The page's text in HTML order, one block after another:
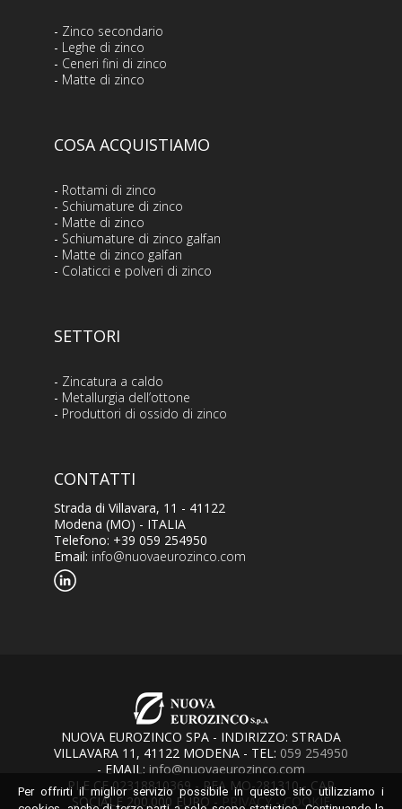
- Zinco secondario
- Leghe di zinco
- Ceneri fini di zinco
- Matte di zinco
COSA ACQUISTIAMO
- Rottami di zinco
- Schiumature di zinco
- Matte di zinco
- Schiumature di zinco galfan
- Matte di zinco galfan
- Colaticci e polveri di zinco
SETTORI
- Zincatura a caldo
- Metallurgia dell’ottone
- Produttori di ossido di zinco
CONTATTI
Strada di Villavara, 11 - 41122
Modena (MO) - ITALIA
Telefono: +39 059 254950
Email: info@nuovaeurozinco.com
NUOVA EUROZINCO SPA - INDIRIZZO: STRADA
VILLAVARA 11, 41122 MODENA - TEL: 059 254950
- EMAIL: info@nuovaeurozinco.com
PI E CF 02318810369 - REA MO-281310 - CAP
SOCIALE 200.000 EURO -PRIVACY-COOKIE
Per offrirti il miglior servizio possibile in questo sito utilizziamo i